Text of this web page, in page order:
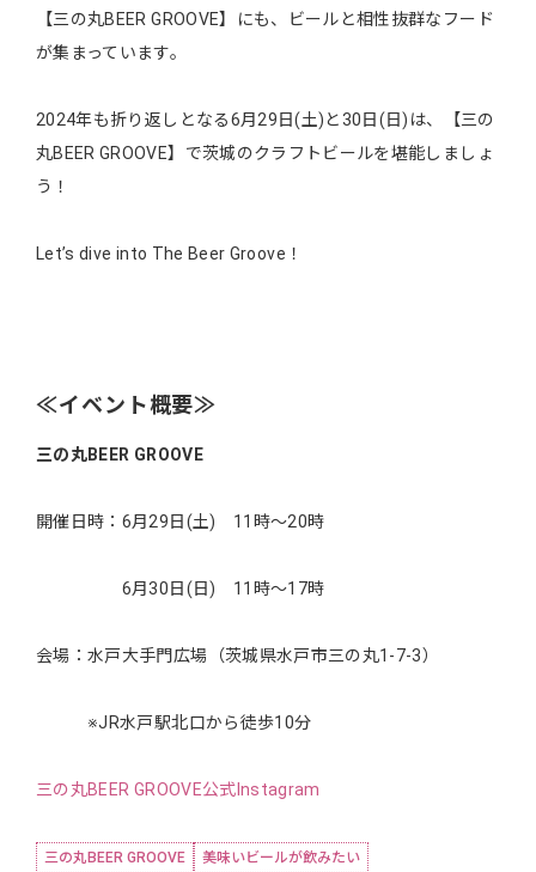
【三の丸BEER GROOVE】にも、ビールと相性抜群なフード
が集まっています。
2024年も折り返しとなる6月29日(土)と30日(日)は、【三の
丸BEER GROOVE】で茨城のクラフトビールを堪能しましょ
う！
Let’s dive into The Beer Groove！
≪イベント概要≫
三の丸BEER GROOVE
開催日時：6月29日(土) 11時～20時
6月30日(日) 11時～17時
会場：水戸大手門広場（茨城県水戸市三の丸1-7-3）
※JR水戸駅北口から徒歩10分
三の丸BEER GROOVE公式Instagram
三の丸BEER GROOVE
美味いビールが飲みたい